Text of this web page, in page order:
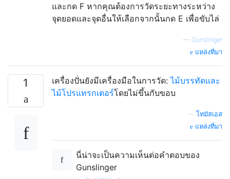
และกด F หากคุณต้องการวัดระยะทางระหว่าง
จุดยอดและจุดอื่นให้เลือกจากนั้นกด E เพื่อขับไล่
— Gunslinger
แหล่งที่มา
1 เครื่องปั่นยังมีเครื่องมือในการวัด:ไม้บรรทัดและ
ไม้โปรแทรกเตอร์โดยไม่ขึ้นกับขอบ
โทมัสเอส
แหล่งที่มา
นี่น่าจะเป็นความเห็นต่อคำตอบของ
Gunslinger